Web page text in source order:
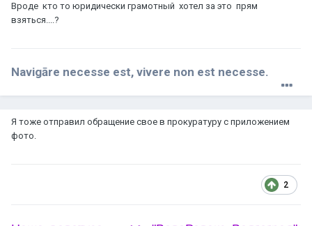
Вроде кто то юридически грамотный хотел за это прям
взяться....?
Navigāre necesse est, vivere non est necesse.
Я тоже отправил обращение свое в прокуратуру с приложением
фото.
2